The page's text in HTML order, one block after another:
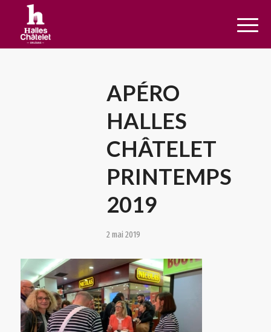
APÉRO
HALLES
CHÂTELET
PRINTEMPS
2019
2 mai 2019